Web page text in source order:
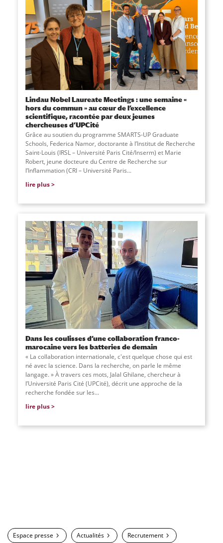
Lindau Nobel Laureate Meetings : une semaine «
hors du commun » au cœur de l’excellence
scientifique, racontée par deux jeunes
chercheuses d’UPCité
Grâce au soutien du programme SMARTS-UP Graduate
Schools, Federica Namor, doctorante à l’Institut de Recherche
Saint-Louis (IRSL – Université Paris Cité/Inserm) et Marie
Robert, jeune docteure du Centre de Recherche sur
l’Inflammation (CRI – Université Paris...
lire plus
Dans les coulisses d’une collaboration franco-
marocaine vers les batteries de demain
« La collaboration internationale, c'est quelque chose qui est
né avec la science. Dans la recherche, on parle le même
langage. » À travers ces mots, Jalal Ghilane, chercheur à
l’Université Paris Cité (UPCité), décrit une approche de la
recherche fondée sur les...
lire plus
Espace presse Actualités Recrutement